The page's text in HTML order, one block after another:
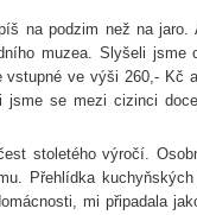
na podzim než na
muzea. Slyšeli jsme
ve výši 260,- Kč
jsme se mezi cizinci
stoletého výročí.
Přehlídka
mi připadala